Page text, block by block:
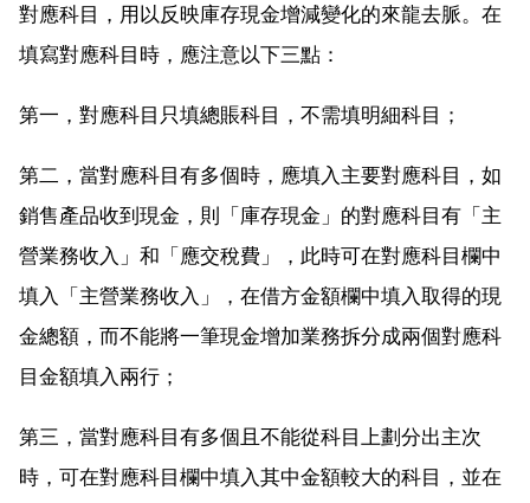
對應科目，用以反映庫存現金增減變化的來龍去脈。在
填寫對應科目時，應注意以下三點：
第一，對應科目只填總賬科目，不需填明細科目；
第二，當對應科目有多個時，應填入主要對應科目，如
銷售產品收到現金，則「庫存現金」的對應科目有「主
營業務收入」和「應交稅費」，此時可在對應科目欄中
填入「主營業務收入」，在借方金額欄中填入取得的現
金總額，而不能將一筆現金增加業務拆分成兩個對應科
目金額填入兩行；
第三，當對應科目有多個且不能從科目上劃分出主次
時，可在對應科目欄中填入其中金額較大的科目，並在